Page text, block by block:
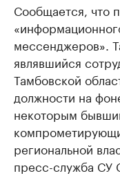
Сообщается, что
мессенджеров».
являвшийся
Тамбовской
должности на
некоторым
региональной
пресс-служба СУ